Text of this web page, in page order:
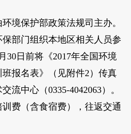
保护部政策法规司主办。
部门组织本地区相关人员参
30日前将《2017年全国环境
报名表》（见附件2）传真
流中心（0335-4042063）。
（含食宿费），往返交通